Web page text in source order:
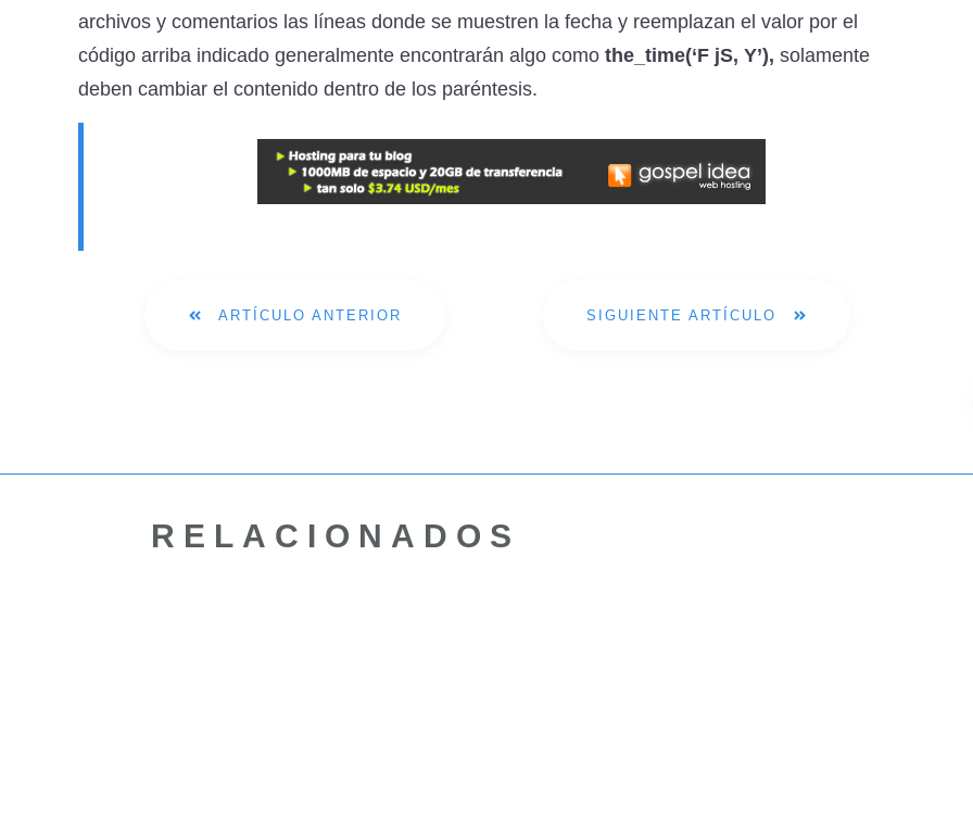
archivos y comentarios las líneas donde se muestren la fecha y reemplazan el valor por el
código arriba indicado generalmente encontrarán algo como the_time(‘F jS, Y’), solamente
deben cambiar el contenido dentro de los paréntesis.
ARTÍCULO ANTERIOR SIGUIENTE ARTÍCULO
RELACIONADOS